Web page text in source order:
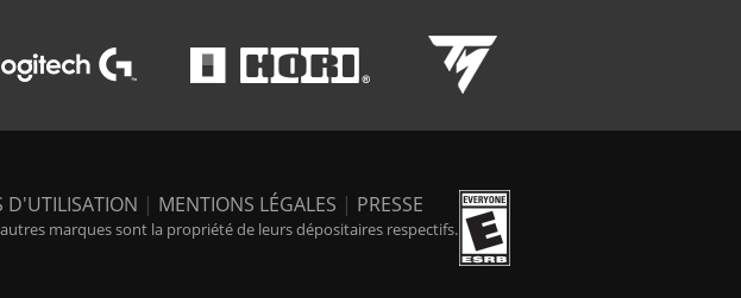
D'UTILISATION | MENTIONS LÉGALES | PRESSE
marques sont la propriété de leurs dépositaires respectifs.